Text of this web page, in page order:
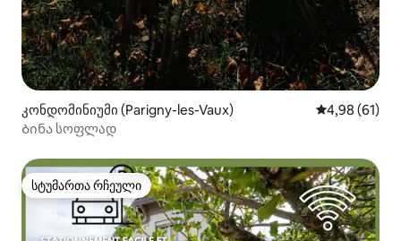
კონდომინიუმი (Parigny-les-Vaux) საშუალო
4,98 (61)
Ბინა სოფლად
სტუმართა რჩეული
სტუმართა რჩეული